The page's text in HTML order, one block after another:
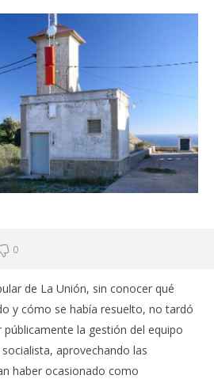
0
de La Unión, sin conocer qué
y cómo se había resuelto, no tardó
públicamente la gestión del equipo
aprovechando las
haber ocasionado como